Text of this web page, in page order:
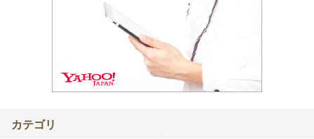
カテゴリ